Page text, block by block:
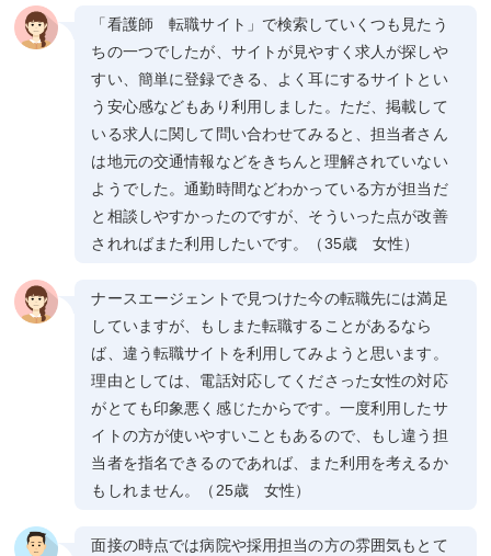
「看護師 転職サイト」で検索していくつも見たう
ちの一つでしたが、サイトが見やすく求人が探しや
すい、簡単に登録できる、よく耳にするサイトとい
う安心感などもあり利用しました。ただ、掲載して
いる求人に関して問い合わせてみると、担当者さん
は地元の交通情報などをきちんと理解されていない
ようでした。通勤時間などわかっている方が担当だ
と相談しやすかったのですが、そういった点が改善
されればまた利用したいです。（35歳 女性）
ナースエージェントで見つけた今の転職先には満足
していますが、もしまた転職することがあるなら
ば、違う転職サイトを利用してみようと思います。
理由としては、電話対応してくださった女性の対応
がとても印象悪く感じたからです。一度利用したサ
イトの方が使いやすいこともあるので、もし違う担
当者を指名できるのであれば、また利用を考えるか
もしれません。（25歳 女性）
面接の時点では病院や採用担当の方の雰囲気もとて